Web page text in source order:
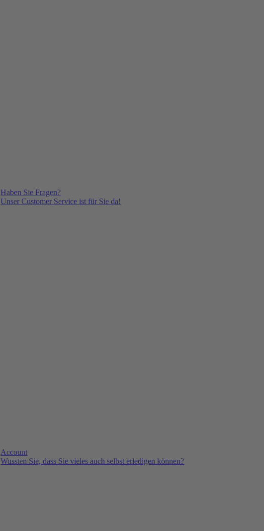
Haben Sie Fragen?
Unser Customer Service ist für Sie da!
Account
Wussten Sie, dass Sie vieles auch selbst erledigen können?